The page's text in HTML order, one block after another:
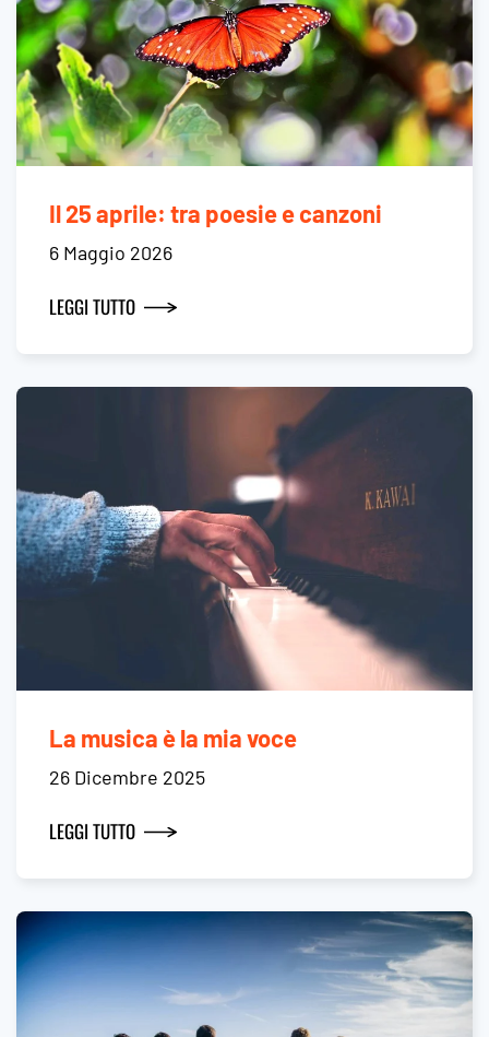
Il 25 aprile: tra poesie e canzoni
6 Maggio 2026
LEGGI TUTTO
La musica è la mia voce
26 Dicembre 2025
LEGGI TUTTO